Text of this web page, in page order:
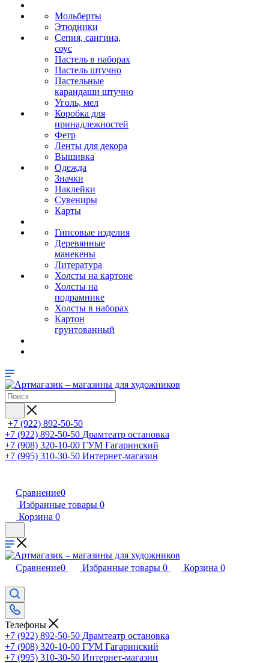
Мольберты
Этюдники
Сепия, сангина,
соус
Пастель в наборах
Пастель штучно
Пастельные
карандаши штучно
Уголь, мел
Коробка для
принадлежностей
Фетр
Ленты для декора
Вышивка
Одежда
Значки
Наклейки
Сувениры
Карты
Гипсовые изделия
Деревянные
манекены
Литература
Холсты на картоне
Холсты на
подрамнике
Холсты в наборах
Картон
грунтованный
+7 (922) 892-50-50
+7 (922) 892-50-50 Драмтеатр остановка
+7 (908) 320-10-00 ГУМ Гагаринский
+7 (995) 310-30-50 Интернет-магазин
Сравнение0
Избранные товары 0
Корзина 0
Сравнение0 Избранные товары 0 Корзина 0
Телефоны
+7 (922) 892-50-50 Драмтеатр остановка
+7 (908) 320-10-00 ГУМ Гагаринский
+7 (995) 310-30-50 Интернет-магазин